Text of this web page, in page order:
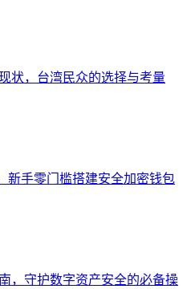
状，台湾民众的选择与考量
新手零门槛搭建安全加密钱包
，守护数字资产安全的必备操